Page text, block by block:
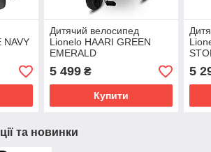
NAVY
Дитячий велосипед
Lionelo HAARI GREEN
EMERALD
5 499₴
Купити
5
та новинки